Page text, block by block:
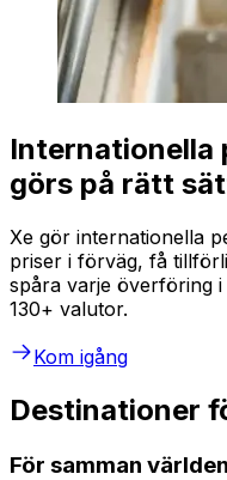
Internationella
görs på rätt
Xe gör internationella
priser i förväg, få
spåra varje överföring
130+ valutor.
Kom igång
Destinationer
För samman världen